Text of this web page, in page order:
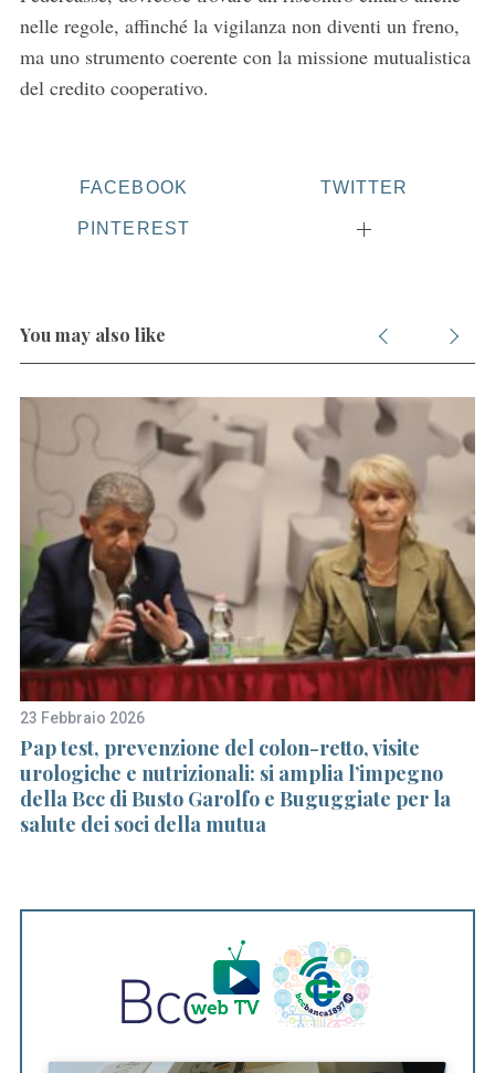
nelle regole, affinché la vigilanza non diventi un freno,
ma uno strumento coerente con la missione mutualistica
del credito cooperativo.
FACEBOOK TWITTER
PINTEREST
You may also like
23 Febbraio 2026
Pap test, prevenzione del colon-retto, visite
urologiche e nutrizionali: si amplia l’impegno
della Bcc di Busto Garolfo e Buguggiate per la
salute dei soci della mutua